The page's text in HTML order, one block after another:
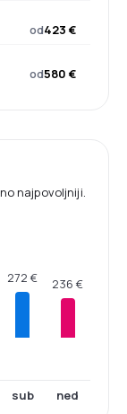
od423 €
od580 €
najpovoljniji.
272 €
sub
236 €
ned